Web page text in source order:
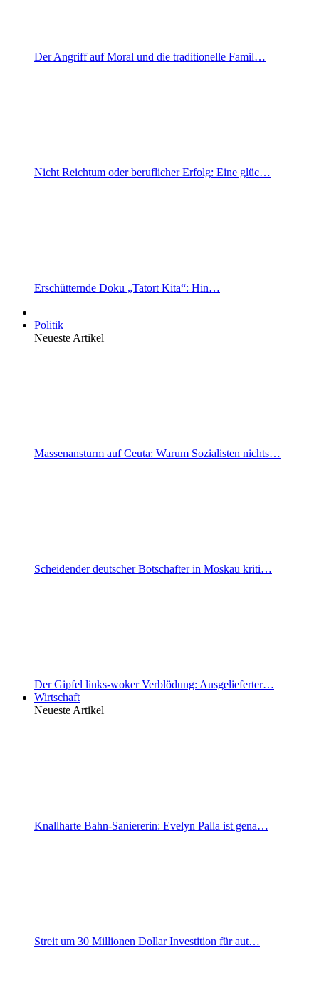
Der Angriff auf Moral und die traditionelle Famil…
Nicht Reichtum oder beruflicher Erfolg: Eine glüc…
Erschütternde Doku „Tatort Kita“: Hin…
Politik
Neueste Artikel
Massenansturm auf Ceuta: Warum Sozialisten nichts…
Scheidender deutscher Botschafter in Moskau kriti…
Der Gipfel links-woker Verblödung: Ausgelieferter…
Wirtschaft
Neueste Artikel
Knallharte Bahn-Saniererin: Evelyn Palla ist gena…
Streit um 30 Millionen Dollar Investition für aut…